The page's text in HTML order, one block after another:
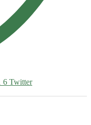
6 Twitter